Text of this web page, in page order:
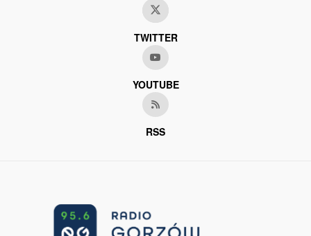
TWITTER
YOUTUBE
RSS